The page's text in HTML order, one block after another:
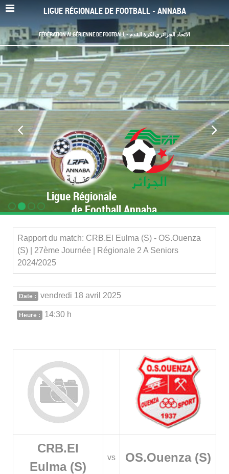
LIGUE RÉGIONALE DE FOOTBALL - ANNABA
FÉDÉRATION ALGÉRIENNE DE FOOTBALL - الاتحاد الجزائري لكرة القدم
Ligue Régionale
de Football Annaba
Rapport du match: CRB.El Eulma (S) - OS.Ouenza
(S) | 27ème Journée | Régionale 2 A Seniors
2024/2025
Date : vendredi 18 avril 2025
Heure : 14:30 h
CRB.El
Eulma (S)
vs OS.Ouenza (S)